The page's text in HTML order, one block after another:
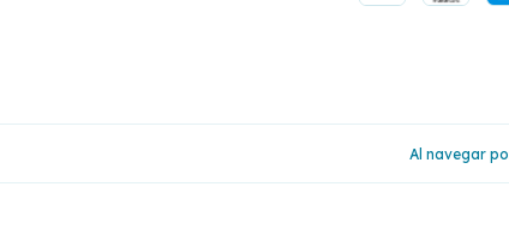
Al navegar
Copyright Prula Insumos ®️ - 2026. Todos los